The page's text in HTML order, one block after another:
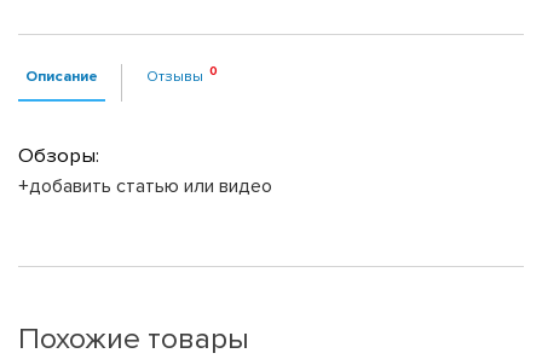
Описание Отзывы
Обзоры:
+добавить статью или видео
Похожие товары